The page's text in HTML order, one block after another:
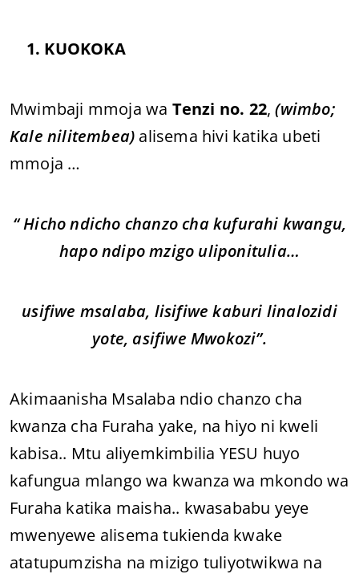
1. KUOKOKA
Mwimbaji mmoja wa Tenzi no. 22,(wimbo;
Kale nilitembea) alisema hivi katika ubeti
mmoja …
“ Hicho ndicho chanzo cha kufurahi kwangu,
hapo ndipo mzigo uliponitulia…
usifiwe msalaba, lisifiwe kaburi linalozidi
yote, asifiwe Mwokozi”.
Akimaanisha Msalaba ndio chanzo cha
kwanza cha Furaha yake, na hiyo ni kweli
kabisa.. Mtu aliyemkimbilia YESU huyo
kafungua mlango wa kwanza wa mkondo wa
Furaha katika maisha.. kwasababu yeye
mwenyewe alisema tukienda kwake
atatupumzisha na mizigo tuliyotwikwa na